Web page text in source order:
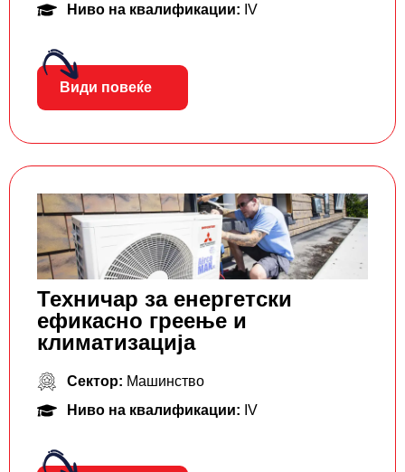
Ниво на квалификации: IV
Види повеќе
Техничар за енергетски
ефикасно греење и
климатизација
Сектор: Машинство
Ниво на квалификации: IV